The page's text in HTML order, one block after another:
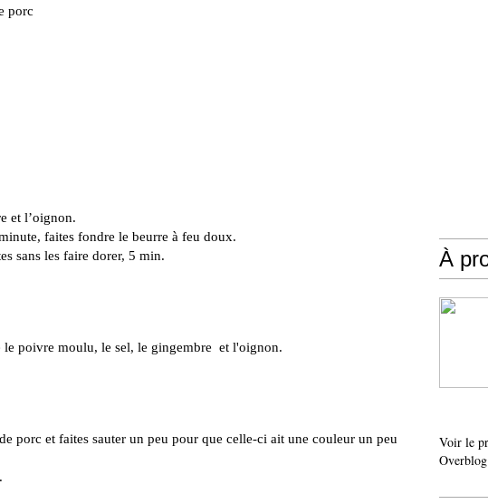
porc
et l’oignon.
faites fondre le beurre à feu doux.
sans les faire dorer, 5 min.
le poivre moulu, le sel, le gingembre et l'oignon.
porc et faites sauter un peu pour que celle-ci ait une couleur un peu
À
Voir le
Overblog